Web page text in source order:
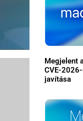
Megjelent
CVE-
javítása